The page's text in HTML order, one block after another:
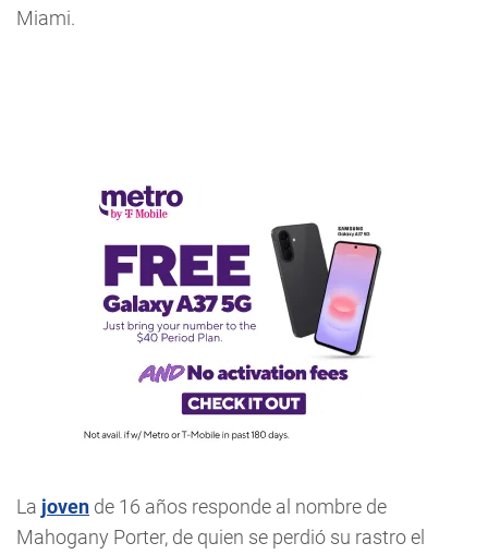
Miami.
La joven de 16 años responde al nombre de
Mahogany Porter, de quien se perdió su rastro el